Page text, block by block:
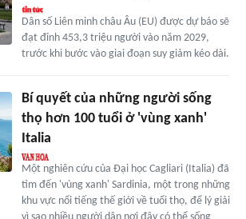
Dân số Liên minh châu Âu (EU) được dự báo sẽ
đạt đỉnh 453,3 triệu người vào năm 2029,
trước khi bước vào giai đoạn suy giảm kéo dài.
Bí quyết của những người sống
thọ hơn 100 tuổi ở 'vùng xanh'
Italia
Một nghiên cứu của Đại học Cagliari (Italia) đã
tìm đến 'vùng xanh' Sardinia, một trong những
khu vực nổi tiếng thế giới về tuổi thọ, để lý giải
vì sao nhiều người dân nơi đây có thể sống